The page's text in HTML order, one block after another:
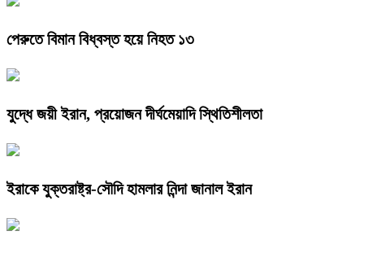
পেরুতে বিমান বিধ্বস্ত হয়ে নিহত ১৩
যুদ্ধে জয়ী ইরান, প্রয়োজন দীর্ঘমেয়াদি স্থিতিশীলতা
ইরাকে যুক্তরাষ্ট্র-সৌদি হামলার নিন্দা জানাল ইরান